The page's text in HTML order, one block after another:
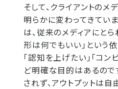
そして、クライアントのメ
明らかに変わってきてい
は、従来のメディアにとら
形は何でもいい」という
「認知を上げたい」「コン
ど明確な目的はあるので
されず、アウトプットは自